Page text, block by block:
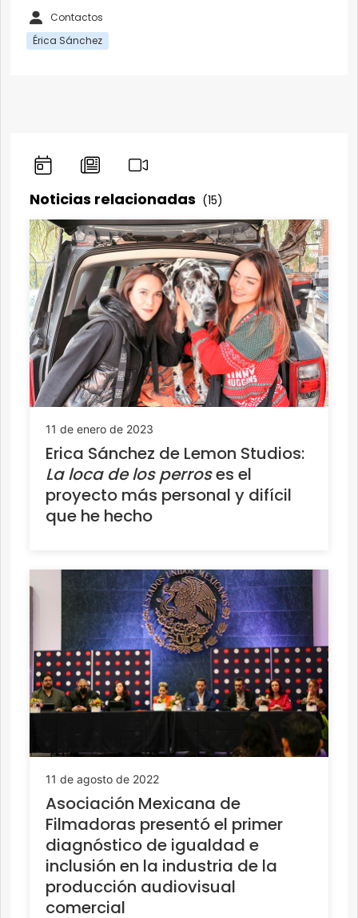
Contactos
Érica Sánchez
Noticias relacionadas (15)
11 de enero de 2023
Erica Sánchez de Lemon Studios:
La loca de los perroses el
proyecto más personal y difícil
que he hecho
11 de agosto de 2022
Asociación Mexicana de
Filmadoras presentó el primer
diagnóstico de igualdad e
inclusión en la industria de la
producción audiovisual
comercial